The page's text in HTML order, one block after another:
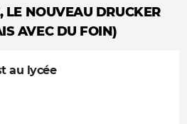
LE NOUVEAU DRUCKER
AVEC DU FOIN)
au lycée